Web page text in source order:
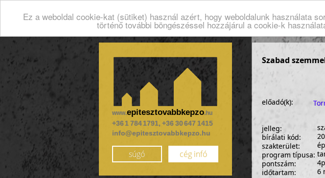
Ez a weboldal cookie-kat (sütiket) használ azért, hogy weboldalunk használata
történő további böngészéssel hozzájárul a cookie-k
www.epitesztovabbkepzo.hu
+36 1 784 1791, +36 30 647 1415
info@epitesztovabbkepzo.hu
súgó cég infó
Szabad
előadó(k):
jelleg:
bírálati kód:
szakterület:
program típusa:
pontszám:
4p
időtartam:
6